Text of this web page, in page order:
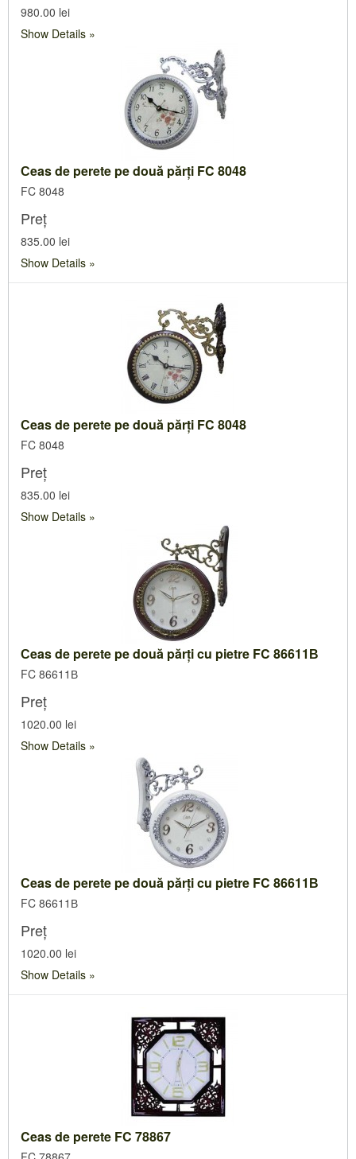
980.00 lei
Show Details
Сeas de perete pe două părți FC 8048
FC 8048
Preț
835.00 lei
Show Details
Сeas de perete pe două părți FC 8048
FC 8048
Preț
835.00 lei
Show Details
Сeas de perete pe două părți cu pietre FC 86611В
FC 86611В
Preț
1020.00 lei
Show Details
Сeas de perete pe două părți cu pietre FC 86611В
FC 86611В
Preț
1020.00 lei
Show Details
Ceas de perete FC 78867